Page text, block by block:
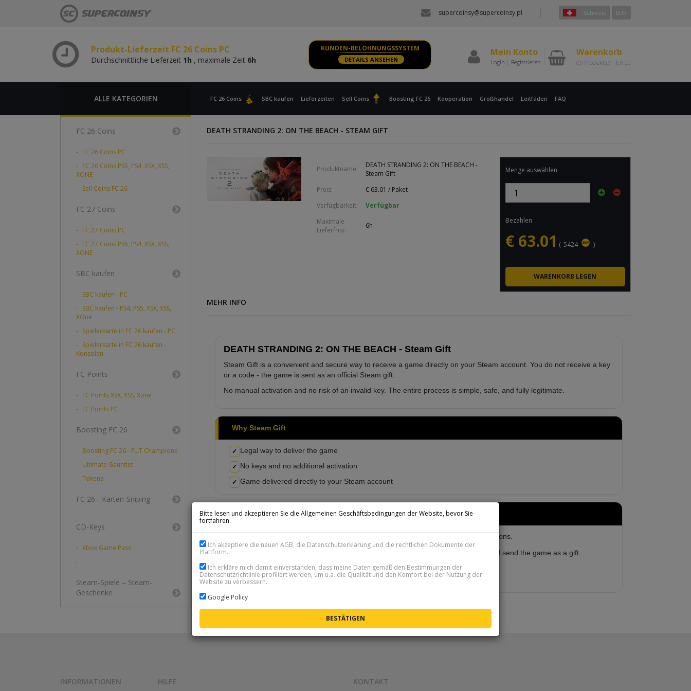
supercoinsy@supercoinsy.pl Schweiz EUR
Produkt-Lieferzeit FC 26 Coins PC
Durchschnittliche Lieferzeit 1h , maximale Zeit 6h
KUNDEN-BELOHNUNGSSYSTEM
DETAILS ANSEHEN
Mein Konto
Login | Registrieren
Warenkorb
(0) Produkt(e) - € 0.00
ALLE KATEGORIEN FC 26 Coins SBC kaufen Lieferzeiten Sell Coins Boosting FC 26 Kooperation Großhandel Leitfäden FAQ
FC 26 Coins
FC 26 Coins PC
FC 26 Coins PS5, PS4, XSX, XSS,
XONE
Sell Coins FC 26
FC 27 Coins
FC 27 Coins PC
FC 27 Coins PS5, PS4, XSX, XSS,
XONE
SBC kaufen
SBC kaufen - PC
SBC kaufen - PS4, PS5, XSX, XSS,
XOne
Spielerkarte in FC 26 kaufen - PC
Spielerkarte in FC 26 kaufen -
Konsolen
FC Points
FC Points XSX, XSS, Xone
FC Points PC
Boosting FC 26
Boosting FC 26 - FUT Champions
Ultimate Gauntlet
Tokens
FC 26 - Karten-Sniping
CD-Keys
Xbox Game Pass
Steam-Spiele – Steam-
Geschenke
DEATH STRANDING 2: ON THE BEACH - STEAM GIFT
Produktname:
DEATH STRANDING 2: ON THE BEACH -
Steam Gift
Preis:
€ 63.01 / Paket
Verfügbarkeit:
Verfügbar
Maximale
Lieferfrist:
6h
Menge auswählen
Bezahlen
€ 63.01 ( 5424 )
MEHR INFO
DEATH STRANDING 2: ON THE BEACH - Steam Gift
Steam Gift is a convenient and secure way to receive a game directly on your Steam account. You do not receive a key
or a code - the game is sent as an official Steam gift.
No manual activation and no risk of an invalid key. The entire process is simple, safe, and fully legitimate.
Why Steam Gift
✓ Legal way to deliver the game
✓ No keys and no additional activation
✓ Game delivered directly to your Steam account
How delivery works
Once your payment is confirmed, we will send you an email with further instructions.
You will receive a unique link that allows us to add you as a friend on Steam and send the game as a gift.
Detailed instructions
INFORMATIONEN HILFE KONTAKT
Bitte lesen und akzeptieren Sie die Allgemeinen Geschäftsbedingungen der Website, bevor Sie
fortfahren.
Ich akzeptiere die neuen AGB, die Datenschutzerklärung und die rechtlichen Dokumente der
Plattform.
Ich erkläre mich damit einverstanden, dass meine Daten gemäß den Bestimmungen der
Datenschutzrichtlinie profiliert werden, um u.a. die Qualität und den Komfort bei der Nutzung der
Website zu verbessern.
Google Policy